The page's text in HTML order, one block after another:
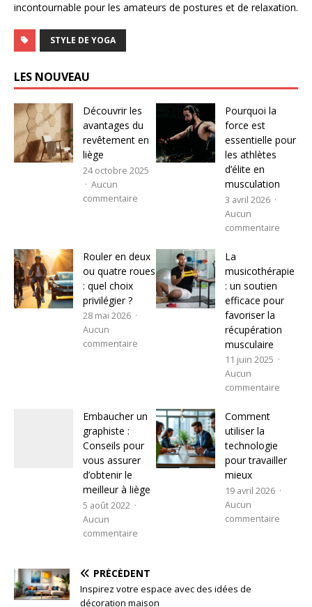
incontournable pour les amateurs de postures et de relaxation.
STYLE DE YOGA
LES NOUVEAU
Découvrir les
avantages du
revêtement en
liège
24 octobre 2025
Aucun
commentaire
Pourquoi la
force est
essentielle pour
les athlètes
d’élite en
musculation
3 avril 2026
Aucun
commentaire
Rouler en deux
ou quatre roues
: quel choix
privilégier ?
28 mai 2026
Aucun
commentaire
La
musicothérapie
: un soutien
efficace pour
favoriser la
récupération
musculaire
11 juin 2025
Aucun
commentaire
Embaucher un
graphiste :
Conseils pour
vous assurer
d’obtenir le
meilleur à liège
5 août 2022
Aucun
commentaire
Comment
utiliser la
technologie
pour travailler
mieux
19 avril 2026
Aucun
commentaire
PRÉCÉDENT
Inspirez votre espace avec des idées de
décoration maison